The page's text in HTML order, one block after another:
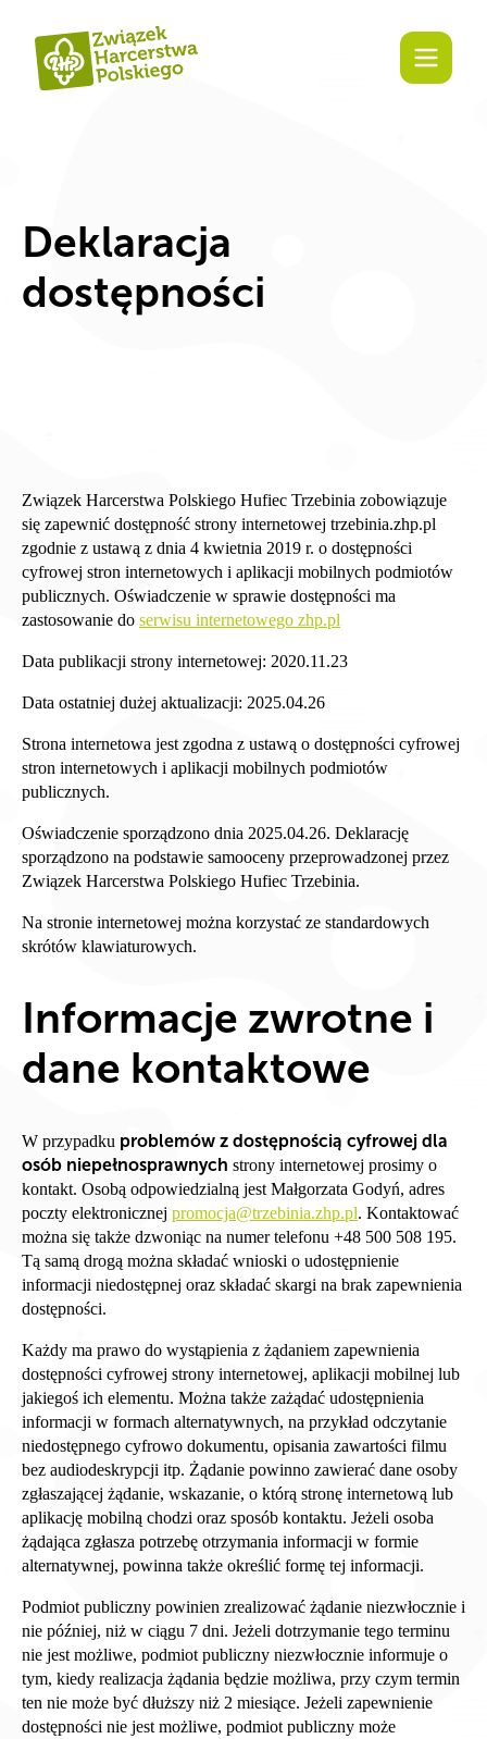
Deklaracja
dostępności
Związek Harcerstwa Polskiego Hufiec Trzebinia zobowiązuje
się zapewnić dostępność strony internetowej trzebinia.zhp.pl
zgodnie z ustawą z dnia 4 kwietnia 2019 r. o dostępności
cyfrowej stron internetowych i aplikacji mobilnych podmiotów
publicznych. Oświadczenie w sprawie dostępności ma
zastosowanie do serwisu internetowego zhp.pl
Data publikacji strony internetowej: 2020.11.23
Data ostatniej dużej aktualizacji: 2025.04.26
Strona internetowa jest zgodna z ustawą o dostępności cyfrowej
stron internetowych i aplikacji mobilnych podmiotów
publicznych.
Oświadczenie sporządzono dnia 2025.04.26. Deklarację
sporządzono na podstawie samooceny przeprowadzonej przez
Związek Harcerstwa Polskiego Hufiec Trzebinia.
Na stronie internetowej można korzystać ze standardowych
skrótów klawiaturowych.
Informacje zwrotne i
dane kontaktowe
W przypadku problemów z dostępnością cyfrowej dla
osób niepełnosprawnych strony internetowej prosimy o
kontakt. Osobą odpowiedzialną jest Małgorzata Godyń, adres
poczty elektronicznej promocja@trzebinia.zhp.pl. Kontaktować
można się także dzwoniąc na numer telefonu +48 500 508 195.
Tą samą drogą można składać wnioski o udostępnienie
informacji niedostępnej oraz składać skargi na brak zapewnienia
dostępności.
Każdy ma prawo do wystąpienia z żądaniem zapewnienia
dostępności cyfrowej strony internetowej, aplikacji mobilnej lub
jakiegoś ich elementu. Można także zażądać udostępnienia
informacji w formach alternatywnych, na przykład odczytanie
niedostępnego cyfrowo dokumentu, opisania zawartości filmu
bez audiodeskrypcji itp. Żądanie powinno zawierać dane osoby
zgłaszającej żądanie, wskazanie, o którą stronę internetową lub
aplikację mobilną chodzi oraz sposób kontaktu. Jeżeli osoba
żądająca zgłasza potrzebę otrzymania informacji w formie
alternatywnej, powinna także określić formę tej informacji.
Podmiot publiczny powinien zrealizować żądanie niezwłocznie i
nie później, niż w ciągu 7 dni. Jeżeli dotrzymanie tego terminu
nie jest możliwe, podmiot publiczny niezwłocznie informuje o
tym, kiedy realizacja żądania będzie możliwa, przy czym termin
ten nie może być dłuższy niż 2 miesiące. Jeżeli zapewnienie
dostępności nie jest możliwe, podmiot publiczny może